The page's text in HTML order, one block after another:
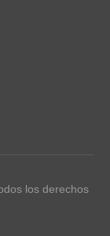
los derechos